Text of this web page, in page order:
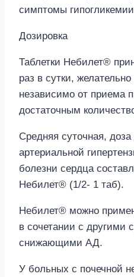
симптомы
Дозировка
Таблетки Небилет®
раз в сутки,
независимо от приема
достаточным
Средняя суточная,
артериальной
болезни сердца
Небилет® (1/2- 1 таб).
Небилет® можно
в сочетании с другими
снижающими АД.
У больных с почечной